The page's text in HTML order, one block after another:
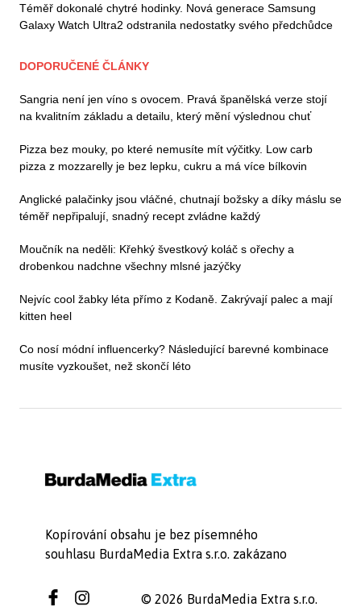
Téměř dokonalé chytré hodinky. Nová generace Samsung
Galaxy Watch Ultra2 odstranila nedostatky svého předchůdce
DOPORUČENÉ ČLÁNKY
Sangria není jen víno s ovocem. Pravá španělská verze stojí
na kvalitním základu a detailu, který mění výslednou chuť
Pizza bez mouky, po které nemusíte mít výčitky. Low carb
pizza z mozzarelly je bez lepku, cukru a má více bílkovin
Anglické palačinky jsou vláčné, chutnají božsky a díky máslu se
téměř nepřipalují, snadný recept zvládne každý
Moučník na neděli: Křehký švestkový koláč s ořechy a
drobenkou nadchne všechny mlsné jazýčky
Nejvíc cool žabky léta přímo z Kodaně. Zakrývají palec a mají
kitten heel
Co nosí módní influencerky? Následující barevné kombinace
musíte vyzkoušet, než skončí léto
Kopírování obsahu je bez písemného
souhlasu BurdaMedia Extra s.r.o. zakázano
© 2026 BurdaMedia Extra s.r.o.